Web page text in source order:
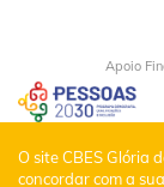
Apoio
CBES
O site CBES Glória
concordar com a